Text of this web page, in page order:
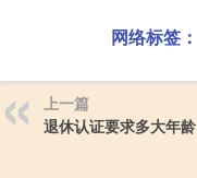
网络标签：
上一篇
退休认证要求多大年龄